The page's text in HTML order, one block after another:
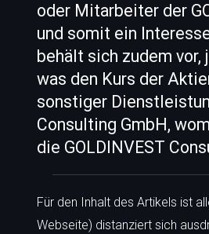
oder Mitarbeiter der
und somit ein
behält sich zudem
was den Kurs der
sonstiger
Consulting GmbH,
die GOLDINVEST
Für den Inhalt des Artikels ist
Webseite) distanziert sich